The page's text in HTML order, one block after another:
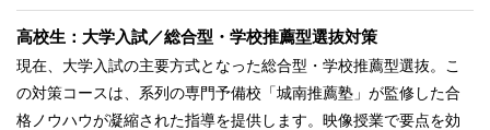
高校生：大学入試／総合型・学校推薦型選抜対策
現在、大学入試の主要方式となった総合型・学校推薦型選抜。こ
の対策コースは、系列の専門予備校「城南推薦塾」が監修した合
格ノウハウが凝縮された指導を提供します。映像授業で要点を効